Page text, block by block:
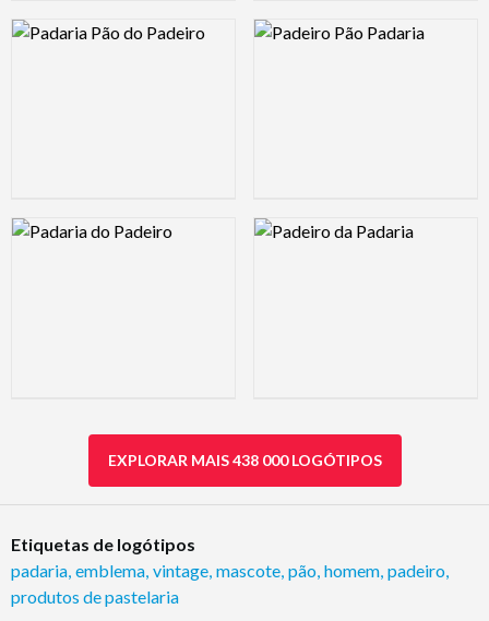
Logo Preview Image Logo Preview Image
Logo Preview Image Logo Preview Image
EXPLORAR MAIS 438 000 LOGÓTIPOS
Etiquetas de logótipos
padaria emblema vintage mascote pão homem padeiro
produtos de pastelaria